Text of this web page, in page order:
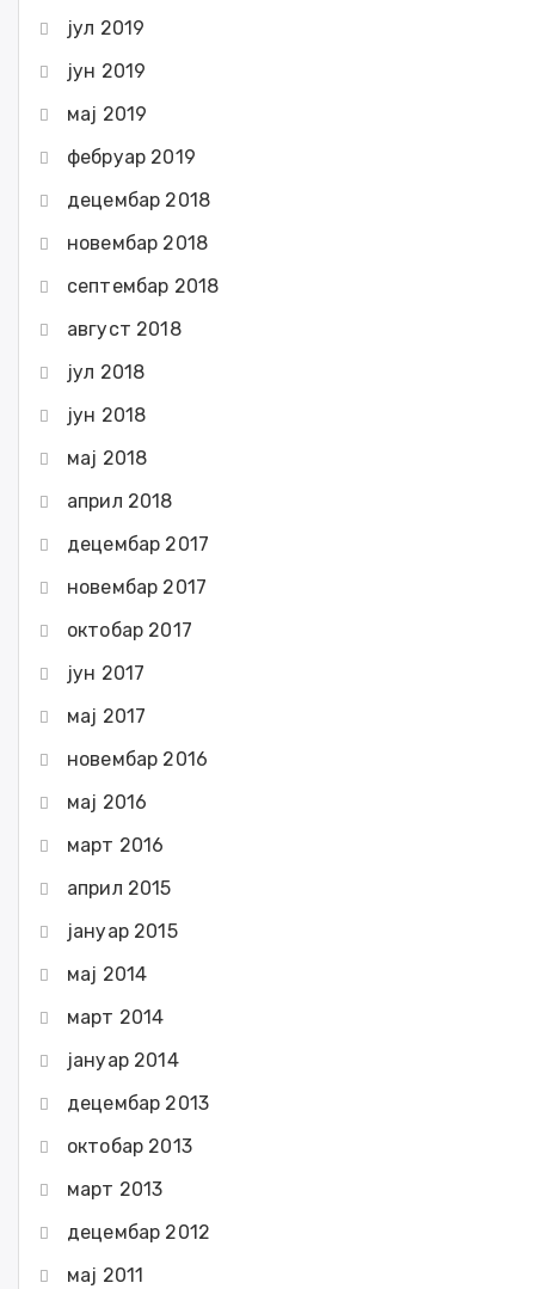
јул 2019
јун 2019
мај 2019
фебруар 2019
децембар 2018
новембар 2018
септембар 2018
август 2018
јул 2018
јун 2018
мај 2018
април 2018
децембар 2017
новембар 2017
октобар 2017
јун 2017
мај 2017
новембар 2016
мај 2016
март 2016
април 2015
јануар 2015
мај 2014
март 2014
јануар 2014
децембар 2013
октобар 2013
март 2013
децембар 2012
мај 2011